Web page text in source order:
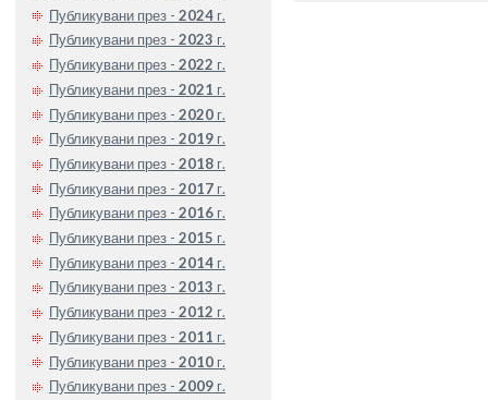
Публикувани през - 2024 г.
Публикувани през - 2023 г.
Публикувани през - 2022 г.
Публикувани през - 2021 г.
Публикувани през - 2020 г.
Публикувани през - 2019 г.
Публикувани през - 2018 г.
Публикувани през - 2017 г.
Публикувани през - 2016 г.
Публикувани през - 2015 г.
Публикувани през - 2014 г.
Публикувани през - 2013 г.
Публикувани през - 2012 г.
Публикувани през - 2011 г.
Публикувани през - 2010 г.
Публикувани през - 2009 г.